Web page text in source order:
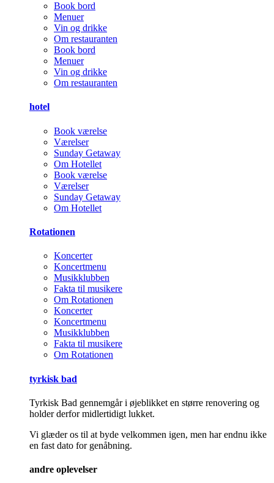
Book bord
Menuer
Vin og drikke
Om restauranten
Book bord
Menuer
Vin og drikke
Om restauranten
hotel
Book værelse
Værelser
Sunday Getaway
Om Hotellet
Book værelse
Værelser
Sunday Getaway
Om Hotellet
Rotationen
Koncerter
Koncertmenu
Musikklubben
Fakta til musikere
Om Rotationen
Koncerter
Koncertmenu
Musikklubben
Fakta til musikere
Om Rotationen
tyrkisk bad
Tyrkisk Bad gennemgår i øjeblikket en større renovering og
holder derfor midlertidigt lukket.
Vi glæder os til at byde velkommen igen, men har endnu ikke
en fast dato for genåbning.
andre oplevelser